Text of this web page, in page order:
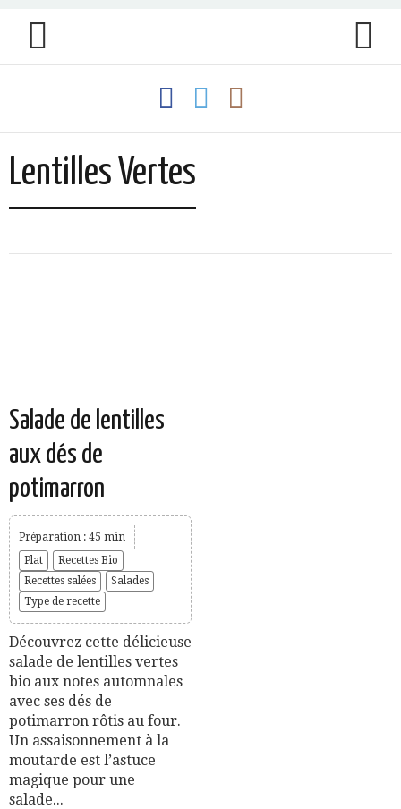
Lentilles Vertes
Salade de lentilles
aux dés de
potimarron
Préparation : 45 min
Plat
Recettes Bio
Recettes salées
Salades
Type de recette
Découvrez cette délicieuse
salade de lentilles vertes
bio aux notes automnales
avec ses dés de
potimarron rôtis au four.
Un assaisonnement à la
moutarde est l’astuce
magique pour une
salade...